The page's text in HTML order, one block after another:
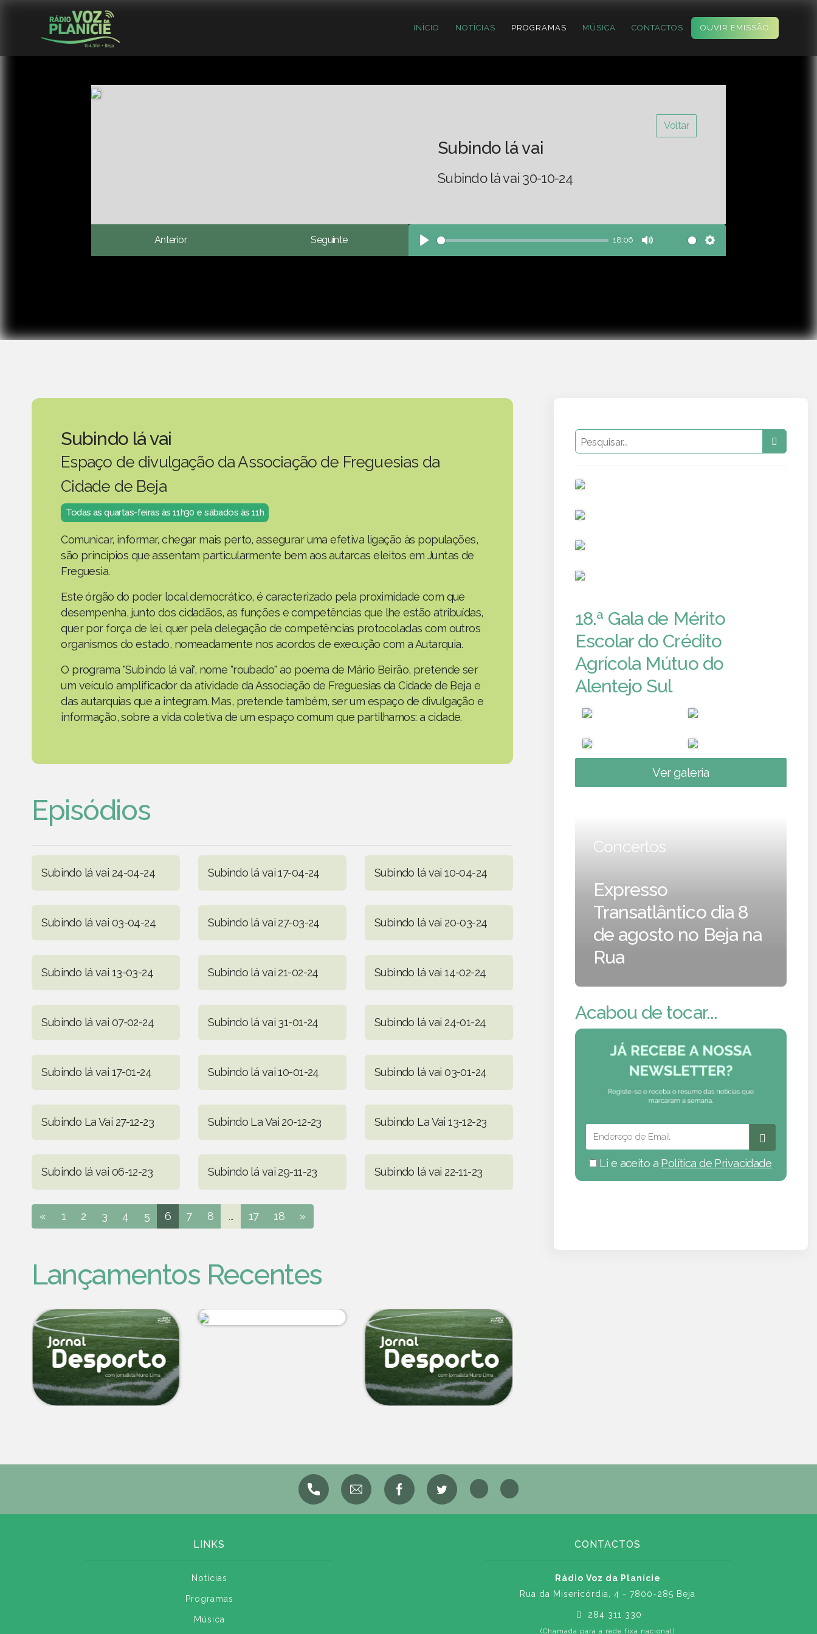
INÍCIO NOTÍCIAS PROGRAMAS MÚSICA CONTACTOS OUVIR EMISSÃO
Voltar
Subindo lá vai
Subindo lá vai 30-10-24
Anterior Seguinte
Play
18:06
Mute Settings
Subindo lá vai
Espaço de divulgação da Associação de Freguesias da
Cidade de Beja
Todas as quartas-feiras às 11h30 e sábados às 11h
Comunicar, informar, chegar mais perto, assegurar uma efetiva ligação às populações,
são princípios que assentam particularmente bem aos autarcas eleitos em Juntas de
Freguesia.
Este órgão do poder local democrático, é caracterizado pela proximidade com que
desempenha, junto dos cidadãos, as funções e competências que lhe estão atribuídas,
quer por força de lei, quer pela delegação de competências protocoladas com outros
organismos do estado, nomeadamente nos acordos de execução com a Autarquia.
O programa "Subindo lá vai", nome "roubado" ao poema de Mário Beirão, pretende ser
um veículo amplificador da atividade da Associação de Freguesias da Cidade de Beja e
das autarquias que a integram. Mas, pretende também, ser um espaço de divulgação e
informação, sobre a vida coletiva de um espaço comum que partilhamos: a cidade.
Episódios
Subindo lá vai 24-04-24 Subindo lá vai 17-04-24 Subindo lá vai 10-04-24
Subindo lá vai 03-04-24 Subindo lá vai 27-03-24 Subindo lá vai 20-03-24
Subindo lá vai 13-03-24 Subindo lá vai 21-02-24 Subindo lá vai 14-02-24
Subindo lá vai 07-02-24 Subindo lá vai 31-01-24 Subindo lá vai 24-01-24
Subindo lá vai 17-01-24 Subindo lá vai 10-01-24 Subindo lá vai 03-01-24
Subindo La Vai 27-12-23 Subindo La Vai 20-12-23 Subindo La Vai 13-12-23
Subindo lá vai 06-12-23 Subindo lá vai 29-11-23 Subindo lá vai 22-11-23
« 1 2 3 4 5 6 7 8 ... 17 18 »
Lançamentos Recentes
18.ª Gala de Mérito
Escolar do Crédito
Agrícola Mútuo do
Alentejo Sul
Ver galeria
Concertos
Expresso
Transatlântico dia 8
de agosto no Beja na
Rua
Acabou de tocar...
Li e aceito a Política de Privacidade
LINKS
Notícias
Programas
Música
CONTACTOS
Rádio Voz da Planície
Rua da Misericórdia, 4 - 7800-285 Beja
284 311 330
(Chamada para a rede fixa nacional)